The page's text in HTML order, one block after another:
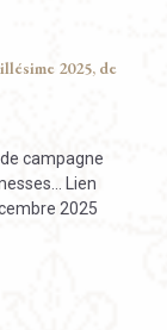
2025, de
campagne
Lien
2025